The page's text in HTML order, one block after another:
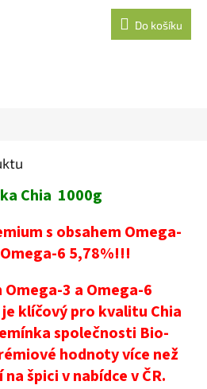
Do košíku
Chia 1000g
s obsahem Omega-
6 5,78%!!!
Omega-3 a Omega-6
klíčový pro kvalitu Chia
společnosti Bio-
hodnoty více než
špici v nabídce v ČR.